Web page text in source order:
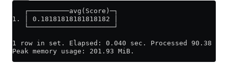
   ┌──────────avg(Score)─┐
1. │ 0.18181818181818182 │
   └─────────────────────┘
1 row in set. Elapsed: 0.040 sec. Processed 90.38
Peak memory usage: 201.93 MiB.